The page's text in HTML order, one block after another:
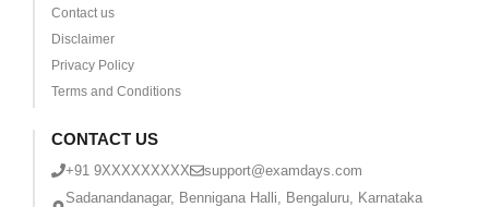
Contact us
Disclaimer
Privacy Policy
Terms and Conditions
CONTACT US
+91 9XXXXXXXXX
support@examdays.com
Sadanandanagar, Bennigana Halli, Bengaluru, Karnataka